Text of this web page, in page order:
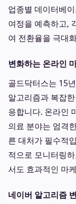
업종별 데이터베
여정을 예측하고,
여 전환율을 극대
변화하는 온라인
골드닥터스는 15
알고리즘과 복잡
응합니다. 온라인
의료 분야는 엄격
른 대처가 필수적
적으로 모니터링
서도 효과적인 마
네이버 알고리즘